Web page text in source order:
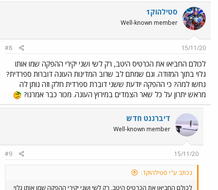
סטילהוק1
Well-known member
15/11/20
#8
לכולם החביאו את הכרטיס היטב, רק לשי ושני יקירי ההפקה שמו אותו
גלוי בתוך המזודה. וגם שמתם לב שרוב המדינות העונה דוברות ספרדית?
נחשו למה? כי ההפקה יודעת ששני דוברת ספרדית חלק וזה נותן לה
מראש יתרון על כל שאר הצמדים במירוץ העונה. מכור כבר אמרנו?
דיברגנט חדש
Well-known member
15/11/20
#9
נכתב ע"י סטילהוק1:
לכולם החביאו את הכרטיס היטב, רק לשי ושני יקירי ההפקה שמו אותו גלוי